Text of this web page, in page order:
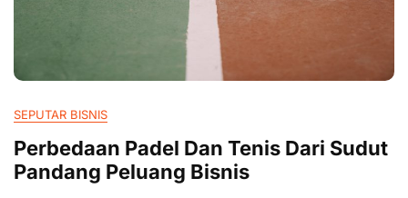
SEPUTAR BISNIS
Perbedaan Padel Dan Tenis Dari Sudut
Pandang Peluang Bisnis